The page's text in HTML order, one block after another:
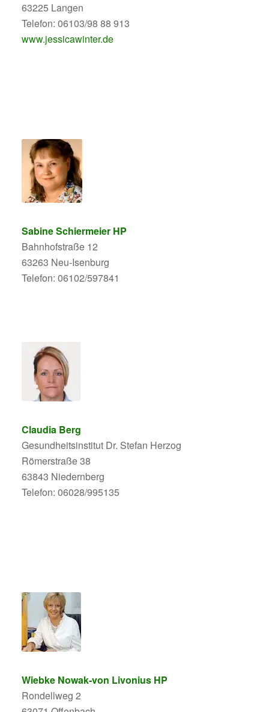
63225 Langen
Telefon: 06103/98 88 913
www.jessicawinter.de
Sabine Schiermeier HP
Bahnhofstraße 12
63263 Neu-Isenburg
Telefon: 06102/597841
Claudia Berg
Gesundheitsinstitut Dr. Stefan Herzog
Römerstraße 38
63843 Niedernberg
Telefon: 06028/995135
Wiebke Nowak-von Livonius HP
Rondellweg 2